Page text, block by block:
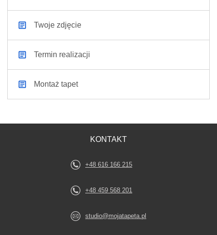
Twoje zdjęcie
Termin realizacji
Montaż tapet
KONTAKT
+48 616 166 215
+48 459 568 201
studio@mojatapeta.pl